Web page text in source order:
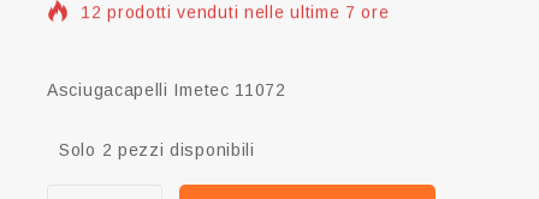
Vendita veloce! Più di 3 persone hanno questo
Asciugacapelli Imetec 11072
Solo 2 pezzi disponibili